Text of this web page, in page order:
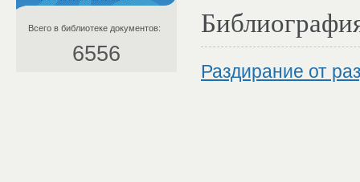
Всего в библиотеке документов:
6556
Раздирание от